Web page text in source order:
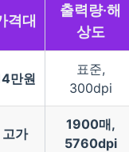
격대
출력량·해
상도
만원
표준,
300dpi
고가
1900매,
5760dpi